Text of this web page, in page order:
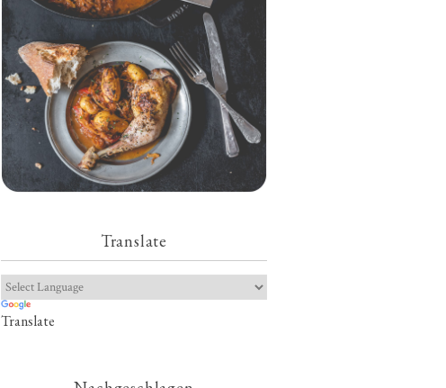
Geschmorte Hähnchenschenkel auf
Paprikakraut und kleinen Kartoffeln
Translate
Translate